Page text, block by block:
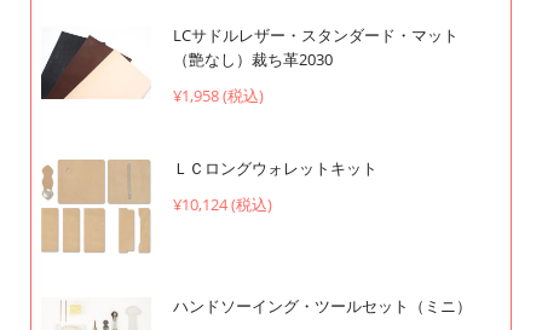
LCサドルレザー・スタンダード・マット
（艶なし）裁ち革2030
¥1,958 (税込)
ＬＣロングウォレットキット
¥10,124 (税込)
ハンドソーイング・ツールセット（ミニ）